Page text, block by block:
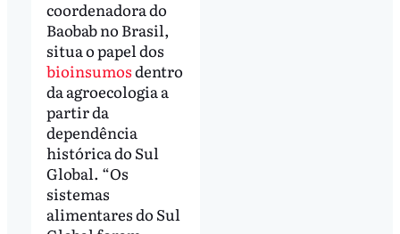
coordenadora do
Baobab no Brasil,
situa o papel dos
bioinsumosdentro
da agroecologia a
partir da
dependência
histórica do Sul
Global. “Os
sistemas
alimentares do Sul